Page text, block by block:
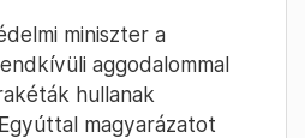
miniszter a
aggodalommal
hullanak
magyarázatot